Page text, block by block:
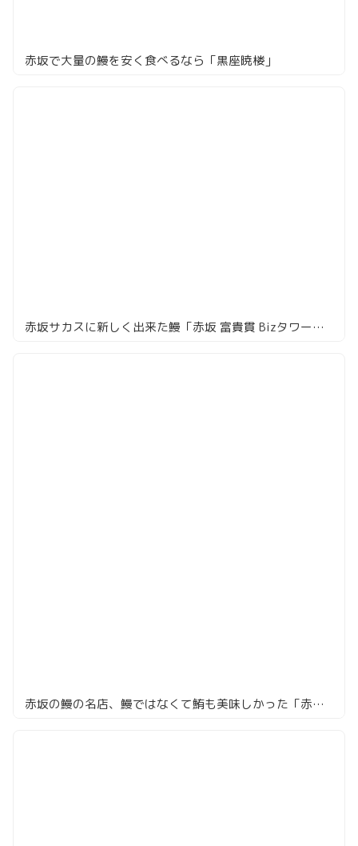
赤坂で大量の鰻を安く食べるなら「黒座暁楼」
赤坂サカスに新しく出来た鰻「赤坂 富貴貫 Bizタワー店」
赤坂の鰻の名店、鰻ではなくて鮪も美味しかった「赤坂宮川本廛」